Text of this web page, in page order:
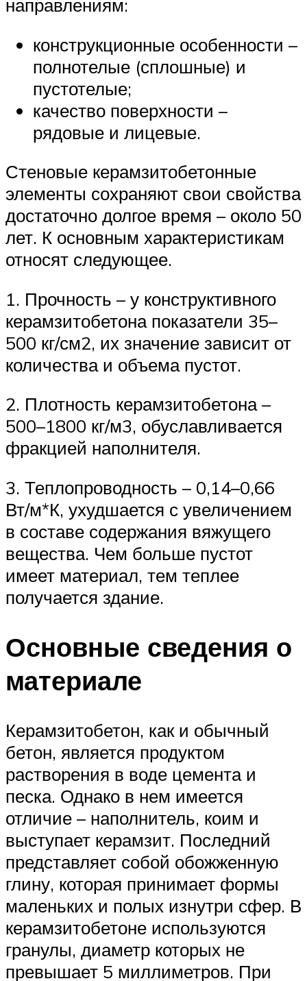
направлениям:
конструкционные особенности –
полнотелые (сплошные) и
пустотелые;
качество поверхности –
рядовые и лицевые.
Стеновые керамзитобетонные
элементы сохраняют свои свойства
достаточно долгое время – около 50
лет. К основным характеристикам
относят следующее.
1. Прочность – у конструктивного
керамзитобетона показатели 35–
500 кг/см2, их значение зависит от
количества и объема пустот.
2. Плотность керамзитобетона –
500–1800 кг/м3, обуславливается
фракцией наполнителя.
3. Теплопроводность – 0,14–0,66
Вт/м*К, ухудшается с увеличением
в составе содержания вяжущего
вещества. Чем больше пустот
имеет материал, тем теплее
получается здание.
Основные сведения о
материале
Керамзитобетон, как и обычный
бетон, является продуктом
растворения в воде цемента и
песка. Однако в нем имеется
отличие – наполнитель, коим и
выступает керамзит. Последний
представляет собой обожженную
глину, которая принимает формы
маленьких и полых изнутри сфер. В
керамзитобетоне используются
гранулы, диаметр которых не
превышает 5 миллиметров. При